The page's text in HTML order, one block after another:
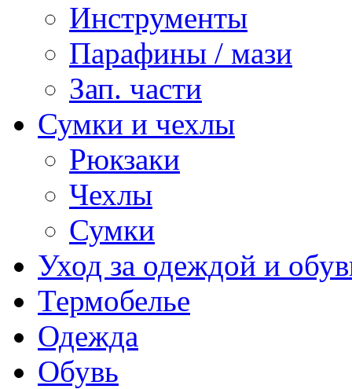
Инструменты
Парафины / мази
Зап. части
Сумки и чехлы
Рюкзаки
Чехлы
Сумки
Уход за одеждой и
Термобелье
Одежда
Обувь